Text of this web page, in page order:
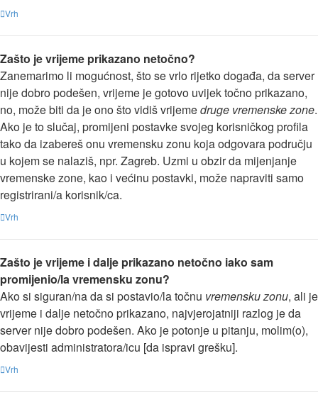
Vrh
Zašto je vrijeme prikazano netočno?
Zanemarimo li mogućnost, što se vrlo rijetko događa, da server
nije dobro podešen, vrijeme je gotovo uvijek točno prikazano,
no, može biti da je ono što vidiš vrijemedruge vremenske zone.
Ako je to slučaj, promijeni postavke svojeg korisničkog profila
tako da izabereš onu vremensku zonu koja odgovara području
u kojem se nalaziš, npr. Zagreb. Uzmi u obzir da mijenjanje
vremenske zone, kao i većinu postavki, može napraviti samo
registrirani/a korisnik/ca.
Vrh
Zašto je vrijeme i dalje prikazano netočno iako sam
promijenio/la vremensku zonu?
Ako si siguran/na da si postavio/la točnu vremensku zonu, ali je
vrijeme i dalje netočno prikazano, najvjerojatniji razlog je da
server nije dobro podešen. Ako je potonje u pitanju, molim(o),
obavijesti administratora/icu [da ispravi grešku].
Vrh